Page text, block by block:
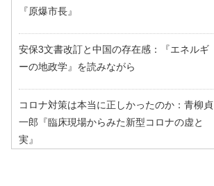
『原爆市長』
安保3文書改訂と中国の存在感：『エネルギ
ーの地政学』を読みながら
コロナ対策は本当に正しかったのか：青柳貞
一郎『臨床現場からみた新型コロナの虚と
実』